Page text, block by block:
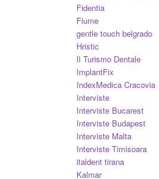
Fidentia
Fiume
gentle touch belgrado
Hristic
Il Turismo Dentale
ImplantFix
IndexMedica Cracovia
Interviste
Interviste Bucarest
Interviste Budapest
Interviste Malta
Interviste Timisoara
italdent tirana
Kalmar